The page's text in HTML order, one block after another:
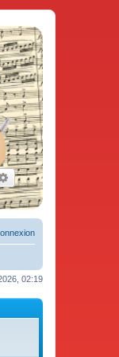
Recherche avancée
02:19